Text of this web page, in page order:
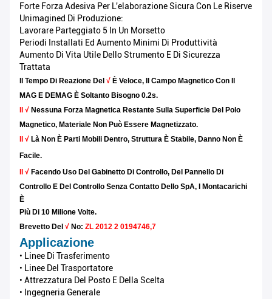
Forte Forza Adesiva Per L'elaborazione Sicura Con Le Riserve
Unimagined Di Produzione:
Lavorare Parteggiato 5 In Un Morsetto
Periodi Installati Ed Aumento Minimi Di Produttività
Aumento Di Vita Utile Dello Strumento E Di Sicurezza
Trattata
Il Tempo Di Reazione Del √ È Veloce, Il Campo Magnetico Con Il
MAG E DEMAG È Soltanto Bisogno 0.2s.
Il √ Nessuna Forza Magnetica Restante Sulla Superficie Del Polo
Magnetico, Materiale Non Può Essere Magnetizzato.
Il √ Là Non È Parti Mobili Dentro, Struttura È Stabile, Danno Non È
Facile.
Il √ Facendo Uso Del Gabinetto Di Controllo, Del Pannello Di
Controllo E Del Controllo Senza Contatto Dello SpA, I Montacarichi
È
Più Di 10 Milione Volte.
Brevetto Del √ No: ZL 2012 2 0194746,7
Applicazione
• Linee Di Trasferimento
• Linee Del Trasportatore
• Attrezzatura Del Posto E Della Scelta
• Ingegneria Generale